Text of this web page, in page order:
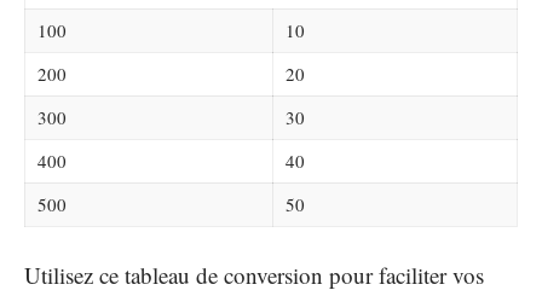
100
10
200
20
300
30
400
40
500
50
Utilisez ce tableau de conversion pour faciliter vos